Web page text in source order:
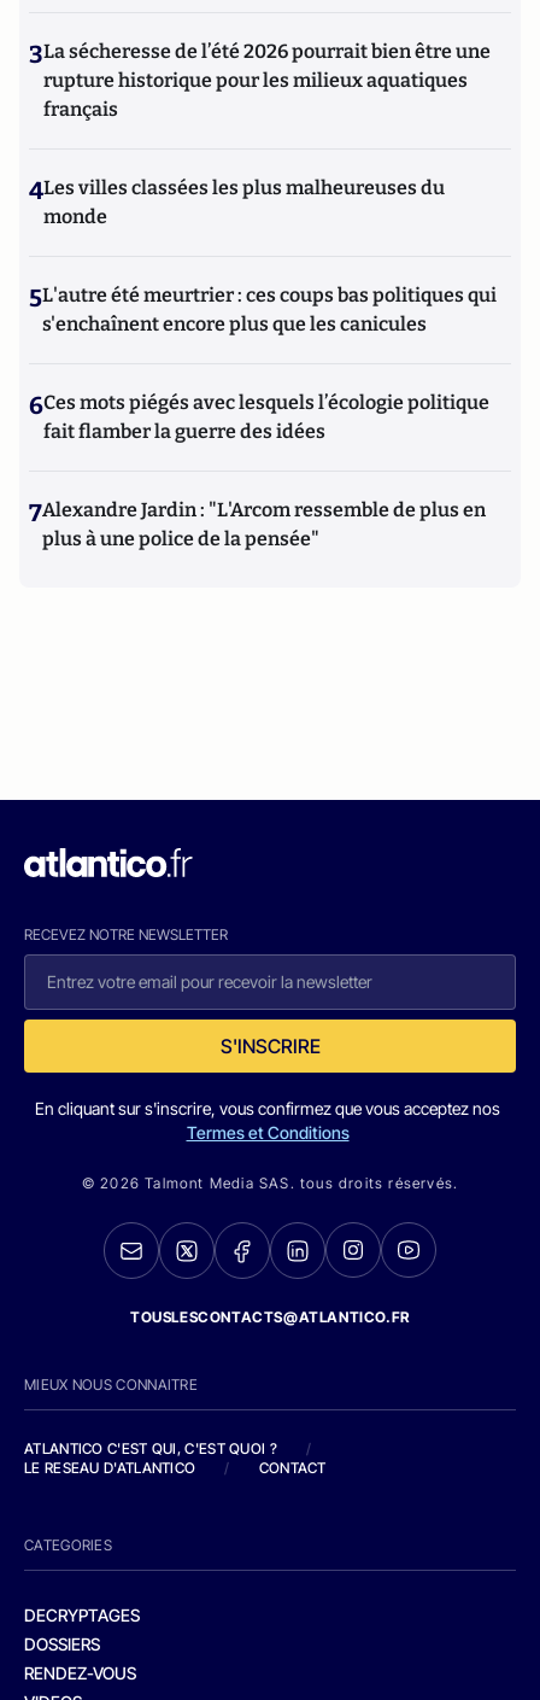
3La sécheresse de l’été 2026 pourrait bien être une
rupture historique pour les milieux aquatiques
français
4Les villes classées les plus malheureuses du
monde
5L'autre été meurtrier : ces coups bas politiques qui
s'enchaînent encore plus que les canicules
6Ces mots piégés avec lesquels l’écologie politique
fait flamber la guerre des idées
7Alexandre Jardin : "L'Arcom ressemble de plus en
plus à une police de la pensée"
RECEVEZ NOTRE NEWSLETTER
S'INSCRIRE
En cliquant sur s'inscrire, vous confirmez que vous acceptez nos
Termes et Conditions
© 2026 Talmont Media SAS. tous droits réservés.
TOUSLESCONTACTS@ATLANTICO.FR
MIEUX NOUS CONNAITRE
ATLANTICO C'EST QUI, C'EST QUOI ?
/
LE RESEAU D'ATLANTICO
/ CONTACT
CATEGORIES
DECRYPTAGES
DOSSIERS
RENDEZ-VOUS